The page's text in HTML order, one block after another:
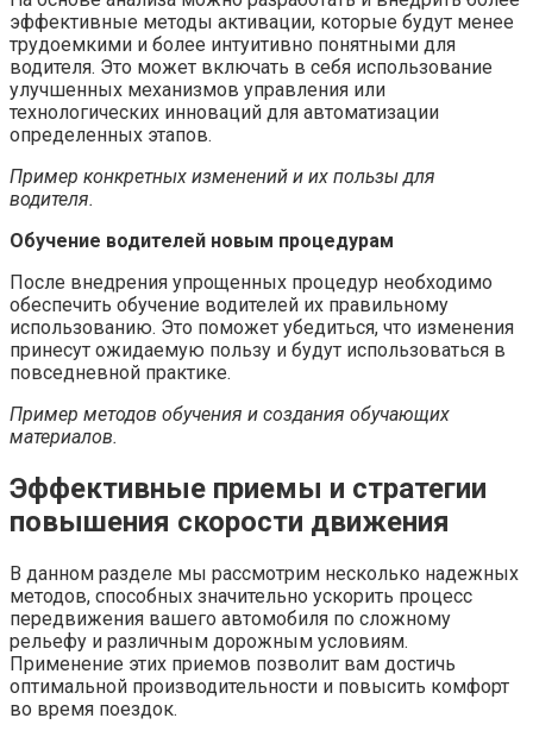
эффективные методы активации, которые будут менее
трудоемкими и более интуитивно понятными для
водителя. Это может включать в себя использование
улучшенных механизмов управления или
технологических инноваций для автоматизации
определенных этапов.
Пример конкретных изменений и их пользы для
водителя.
Обучение водителей новым процедурам
После внедрения упрощенных процедур необходимо
обеспечить обучение водителей их правильному
использованию. Это поможет убедиться, что изменения
принесут ожидаемую пользу и будут использоваться в
повседневной практике.
Пример методов обучения и создания обучающих
материалов.
Эффективные приемы и стратегии
повышения скорости движения
В данном разделе мы рассмотрим несколько надежных
методов, способных значительно ускорить процесс
передвижения вашего автомобиля по сложному
рельефу и различным дорожным условиям.
Применение этих приемов позволит вам достичь
оптимальной производительности и повысить комфорт
во время поездок.